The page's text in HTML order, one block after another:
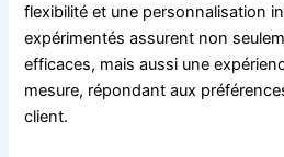
flexibilité et une personnalisation
expérimentés assurent non
efficaces, mais aussi une
mesure, répondant aux
client.